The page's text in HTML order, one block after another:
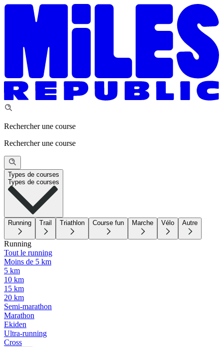
Rechercher une course
Rechercher une course
Types de courses
Types de courses
Running Trail Triathlon Course fun Marche Vélo Autre
Running
Tout le running
Moins de 5 km
5 km
10 km
15 km
20 km
Semi-marathon
Marathon
Ekiden
Ultra-running
Cross